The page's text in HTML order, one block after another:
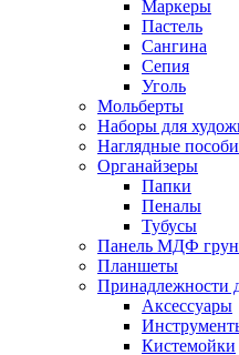
Маркеры
Пастель
Сангина
Сепия
Уголь
Мольберты
Наборы для
Наглядные
Органайзеры
Папки
Пеналы
Тубусы
Панель МДФ
Планшеты
Принадлежности
Аксессуары
Кистемойки